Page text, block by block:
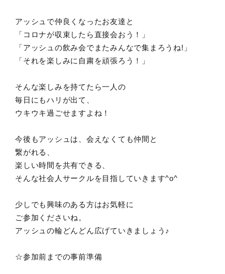
アッシュで仲良くなったお友達と
「コロナが収束したら直接会おう！」
「アッシュの飲み会でまたみんなで集まろうね!」
「それを楽しみに自粛を頑張ろう！」
そんな楽しみを持てたら一人の
毎日にもハリが出て、
ウキウキ過ごせますよね！
今後もアッシュは、会えなくても仲間と
繋がれる、
楽しい時間を共有できる、
そんな社会人サークルを目指していきます^o^
少しでも興味のある方はお気軽に
ご参加くださいね。
アッシュの輪どんどん広げていきましょう♪
☆参加前までの事前準備